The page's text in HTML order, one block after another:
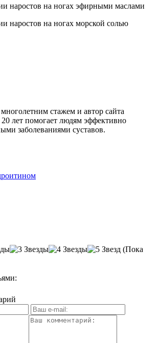
стажем и автор сайта
20 лет помогает людям эффективно
заболеваниями суставов.
(Пока